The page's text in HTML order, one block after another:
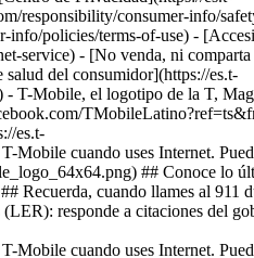
responsibility/consumer-info/
info/policies/terms-of-use) -
service) - [No venda, ni
del consumidor](https://es.t-
T-Mobile, el logotipo de la T,
es.t-
Mobile cuando uses Internet.
## Conoce lo
Recuerda, cuando llames al 911
responde a citaciones del
Mobile cuando uses Internet.